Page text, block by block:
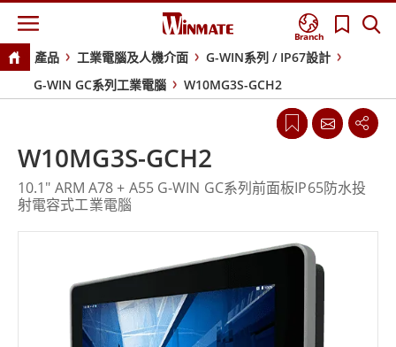
Branch
產品 工業電腦及人機介面
G-WIN系列 / IP67設計
G-WIN GC系列工業電腦
W10MG3S-GCH2
W10MG3S-GCH2
10.1" ARM A78 + A55 G-WIN GC系列前面板IP65防水投
射電容式工業電腦